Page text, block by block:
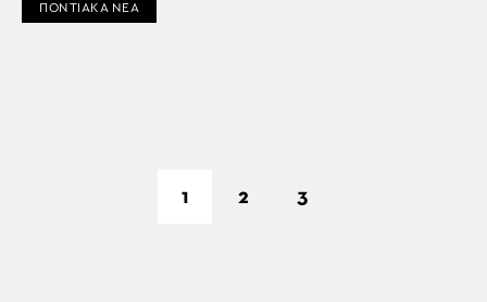
ΠΟΝΤΙΑΚΑ ΝΕΑ
1 2 3